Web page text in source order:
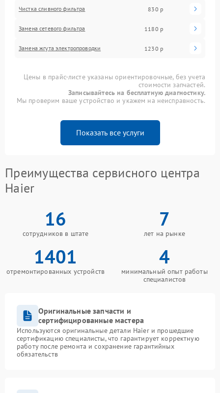
Чистка сливного фильтра 830 р
Замена сетевого фильтра 1180 р
Замена жгута электропроводки 1230 р
Цены в прайс-листе указаны ориентировочные, без учета
стоимости запчастей.
Записывайтесь на бесплатную диагностику.
Мы проверим ваше устройство и укажем на неисправность.
Показать все услуги
Преимущества сервисного центра
Haier
16
сотрудников в штате
7
лет на рынке
1401
отремонтированных устройств
4
минимальный опыт работы
специалистов
Оригинальные запчасти и
сертифицированные мастера
Используются оригинальные детали Haier и прошедшие
сертификацию специалисты, что гарантирует корректную
работу после ремонта и сохранение гарантийных
обязательств